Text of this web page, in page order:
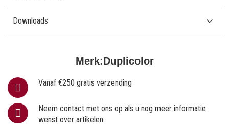
Merk:Duplicolor
Vanaf €250 gratis verzending
Neem contact met ons op als u nog meer informatie
wenst over artikelen.
Downloads